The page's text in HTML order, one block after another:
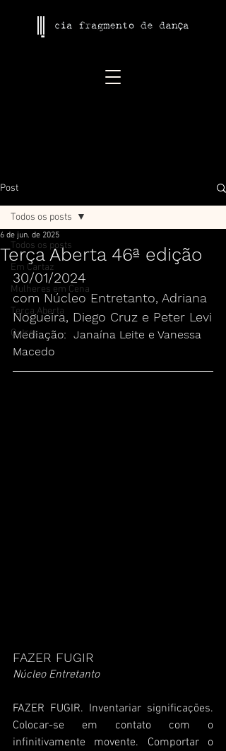
Post
Todos os posts
Em Cartaz
Mulheres em Cena
Terça Aberta
Outros
Todos os posts
Terça Aberta 46ª edição
6 de jun. de 2025
30/01/2024
com Núcleo Entretanto, Adriana
Nogueira, Diego Cruz e Peter Levi
Mediação:  Janaína Leite e Vanessa
Macedo
FAZER FUGIR
Núcleo Entretanto
FAZER FUGIR. Inventariar significações.
Colocar-se em contato com o
infinitivamente movente. Comportar o